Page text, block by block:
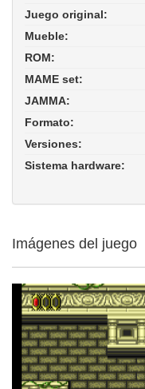
Juego original:
Mueble:
ROM:
MAME set:
JAMMA:
Formato:
Versiones:
Sistema hardware:
Imágenes del juego